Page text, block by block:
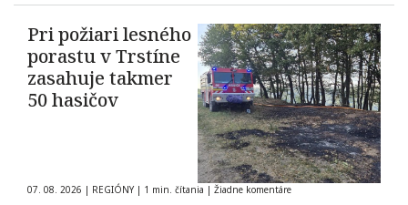
Pri požiari lesného
porastu v Trstíne
zasahuje takmer
50 hasičov
07. 08. 2026 | REGIÓNY | 1 min. čítania | Žiadne komentáre